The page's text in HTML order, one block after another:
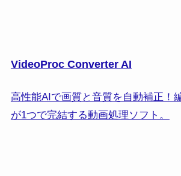
VideoProc Converter AI
高性能AIで画質と音質を自動補正！
が1つで完結する動画処理ソフト。